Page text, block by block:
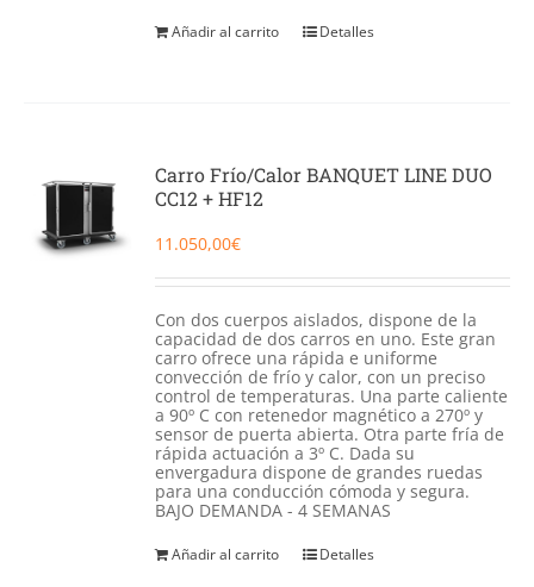
Añadir al carrito Detalles
Carro Frío/Calor BANQUET LINE DUO
CC12 + HF12
11.050,00€
Con dos cuerpos aislados, dispone de la
capacidad de dos carros en uno. Este gran
carro ofrece una rápida e uniforme
convección de frío y calor, con un preciso
control de temperaturas. Una parte caliente
a 90º C con retenedor magnético a 270º y
sensor de puerta abierta. Otra parte fría de
rápida actuación a 3º C. Dada su
envergadura dispone de grandes ruedas
para una conducción cómoda y segura.
BAJO DEMANDA - 4 SEMANAS
Añadir al carrito Detalles